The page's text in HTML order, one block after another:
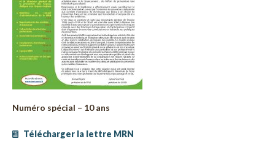
Numéro spécial – 10 ans
Télécharger la lettre MRN